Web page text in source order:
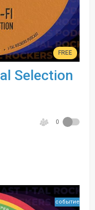
FREE
Selection
0
событие